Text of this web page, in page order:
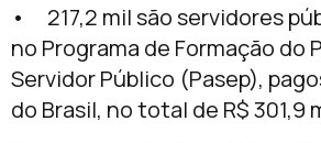
• 217,2 mil são servidores
no Programa de Formação do
Servidor Público (Pasep),
do Brasil, no total de R$ 301,9